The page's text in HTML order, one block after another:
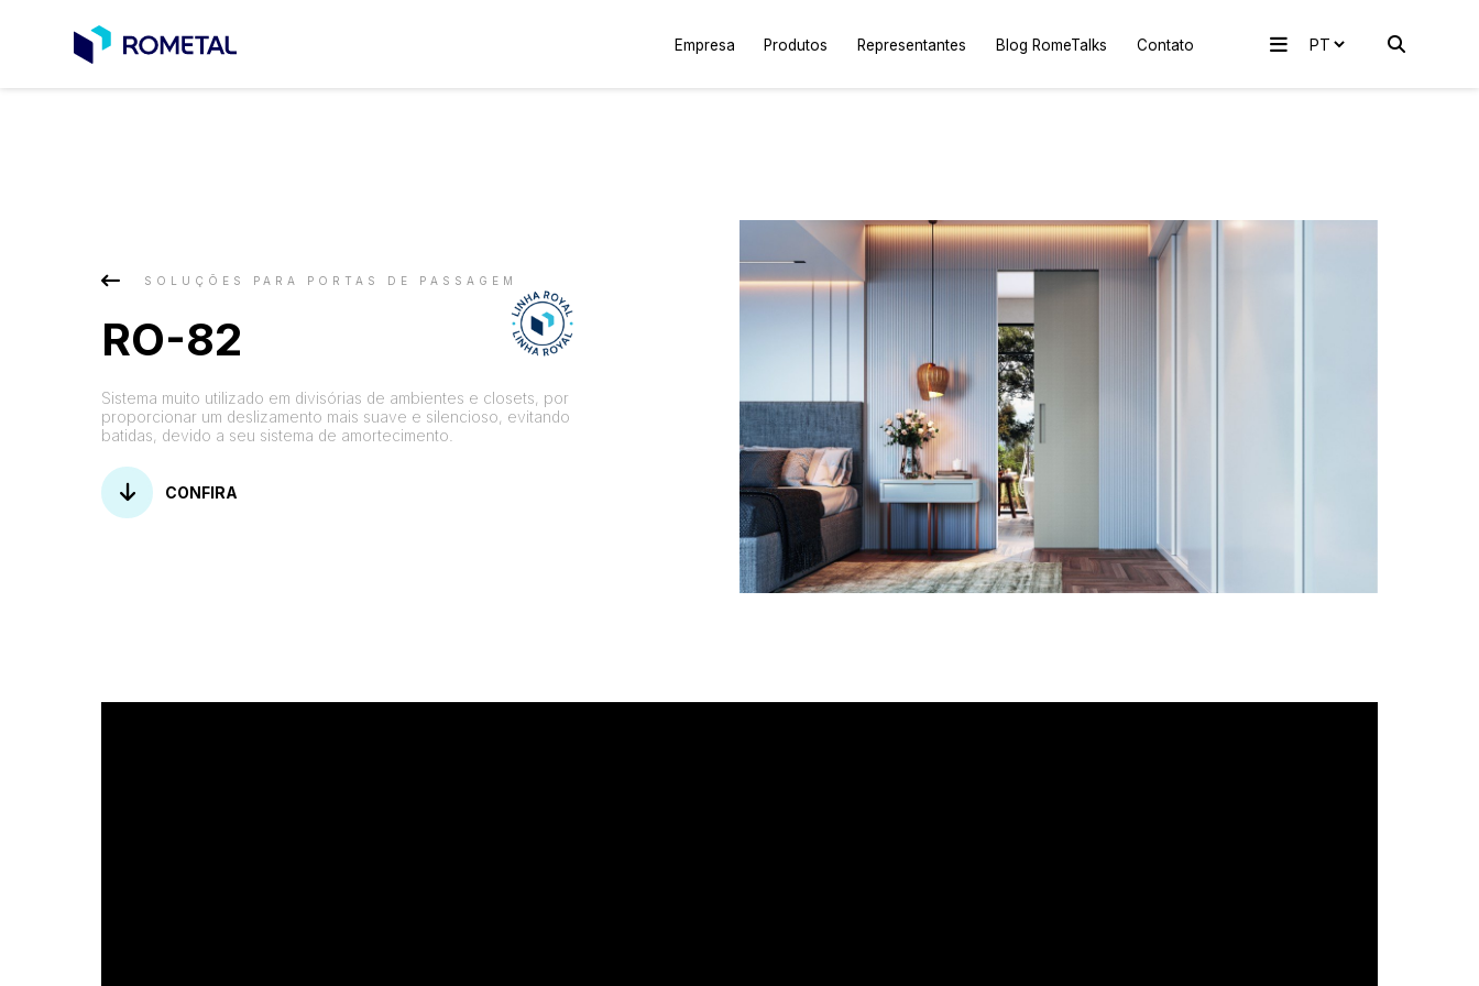
Empresa Produtos Representantes Blog RomeTalks Contato
SOLUÇÕES PARA PORTAS DE PASSAGEM
RO-82
Sistema muito utilizado em divisórias de ambientes e closets, por
proporcionar um deslizamento mais suave e silencioso, evitando
batidas, devido a seu sistema de amortecimento.
CONFIRA